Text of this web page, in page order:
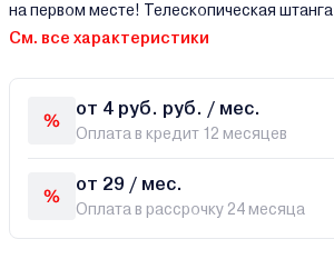
на первом месте! Телескопическая штанга
См. все характеристики
от 4 руб. руб. / мес.
Оплата в кредит 12 месяцев
от 29 / мес.
Оплата в рассрочку 24 месяца